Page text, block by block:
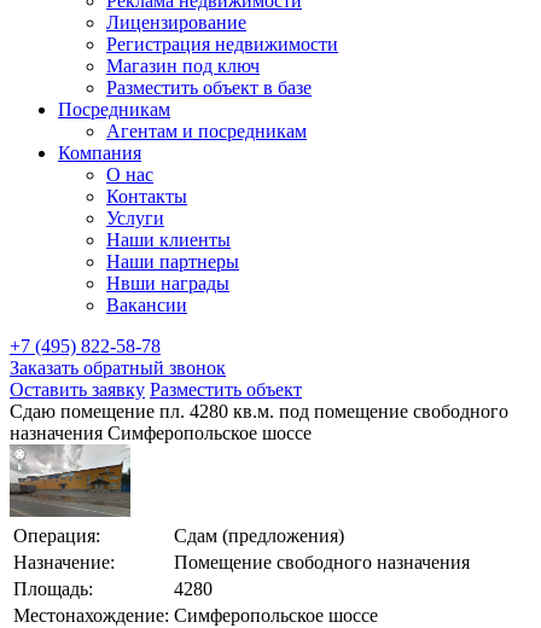
Лицензирование
Регистрация недвижимости
Магазин под ключ
Разместить объект в базе
Посредникам
Агентам и посредникам
Компания
О нас
Контакты
Услуги
Наши клиенты
Наши партнеры
Нвши награды
Вакансии
+7 (495) 822-58-78
Заказать обратный звонок
Оставить заявку Разместить объект
Сдаю помещение пл. 4280 кв.м. под помещение свободного
назначения Симферопольское шоссе
Операция:
Сдам (предложения)
Назначение:
Помещение свободного назначения
Площадь:
4280
Местонахождение: Симферопольское шоссе